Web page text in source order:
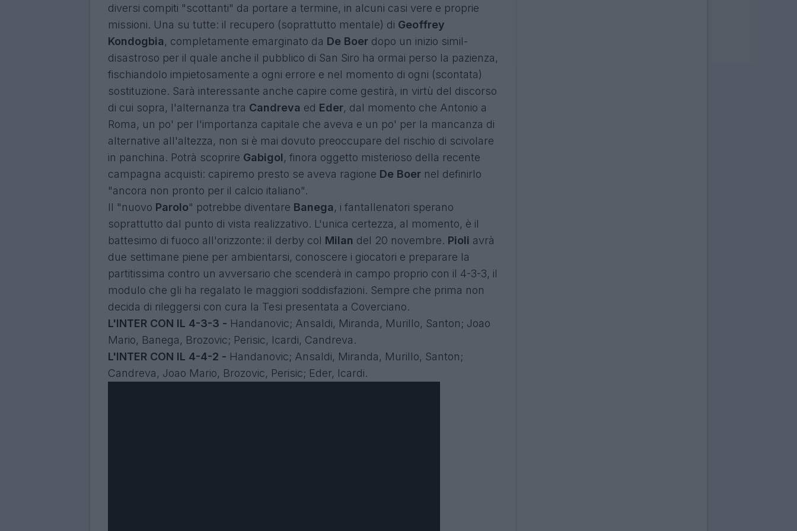
diversi compiti "scottanti" da portare a termine, in alcuni casi vere e proprie
missioni. Una su tutte: il recupero (soprattutto mentale) di Geoffrey
Kondogbia, completamente emarginato da De Boer dopo un inizio simil-
disastroso per il quale anche il pubblico di San Siro ha ormai perso la pazienza,
fischiandolo impietosamente a ogni errore e nel momento di ogni (scontata)
sostituzione. Sarà interessante anche capire come gestirà, in virtù del discorso
di cui sopra, l'alternanza tra Candreva ed Eder, dal momento che Antonio a
Roma, un po' per l'importanza capitale che aveva e un po' per la mancanza di
alternative all'altezza, non si è mai dovuto preoccupare del rischio di scivolare
in panchina. Potrà scoprire Gabigol, finora oggetto misterioso della recente
campagna acquisti: capiremo presto se aveva ragione De Boer nel definirlo
"ancora non pronto per il calcio italiano".
Il "nuovo Parolo" potrebbe diventare Banega, i fantallenatori sperano
soprattutto dal punto di vista realizzativo. L'unica certezza, al momento, è il
battesimo di fuoco all'orizzonte: il derby col Milan del 20 novembre. Pioli avrà
due settimane piene per ambientarsi, conoscere i giocatori e preparare la
partitissima contro un avversario che scenderà in campo proprio con il 4-3-3, il
modulo che gli ha regalato le maggiori soddisfazioni. Sempre che prima non
decida di rileggersi con cura la Tesi presentata a Coverciano.
L'INTER CON IL 4-3-3 - Handanovic; Ansaldi, Miranda, Murillo, Santon; Joao
Mario, Banega, Brozovic; Perisic, Icardi, Candreva.
L'INTER CON IL 4-4-2 - Handanovic; Ansaldi, Miranda, Murillo, Santon;
Candreva, Joao Mario, Brozovic, Perisic; Eder, Icardi.